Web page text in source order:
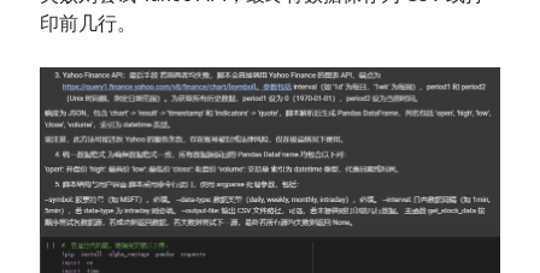
印前几行。